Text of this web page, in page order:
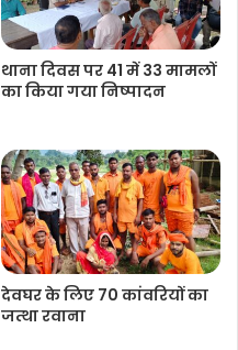
थाना दिवस पर 41 में 33 मामलों
का किया गया निष्‍पादन
देवघर के लिए 70 कांवरियों का
जत्था रवाना